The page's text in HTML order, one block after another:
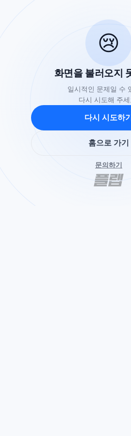
😢
화면을 불러오지
일시적인 문제일 수
다시 시도해 주
다시 시도하
홈으로 가기
문의하기